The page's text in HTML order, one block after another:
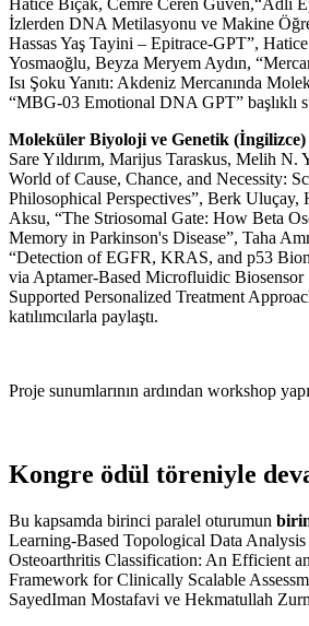
Hatice Bıçak, Cemre Ceren Güven,“Adli
İzlerden DNA Metilasyonu ve Makine
Hassas Yaş Tayini – Epitrace-GPT”,
Yosmaoğlu, Beyza Meryem Aydın,
Isı Şoku Yanıtı: Akdeniz Mercanında
“MBG-03 Emotional DNA GPT” başlıklı
Moleküler Biyoloji ve Genetik
Sare Yıldırım, Marijus Taraskus, Melih N.
World of Cause, Chance, and Necessity:
Philosophical Perspectives”, Berk Uluçay,
Aksu, “The Striosomal Gate: How Beta
Memory in Parkinson's Disease”, Taha
“Detection of EGFR, KRAS, and p53
via Aptamer-Based Microfluidic Biosensor
Supported Personalized Treatment
katılımcılarla paylaştı.
Proje sunumlarının ardından workshop
Kongre ödül töreniyle
Bu kapsamda birinci paralel oturumun
Learning-Based Topological Data
Osteoarthritis Classification: An Efficient
Framework for Clinically Scalable
SayedIman Mostafavi ve Hekmatullah